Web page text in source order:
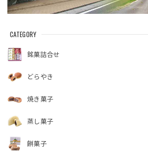
CATEGORY
銘菓詰合せ
どらやき
焼き菓子
蒸し菓子
餅菓子